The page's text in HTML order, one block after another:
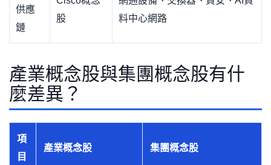
供應
鏈
股
料中心網路
產業概念股與集團概念股有什
麼差異？
項
目
產業概念股 集團概念股